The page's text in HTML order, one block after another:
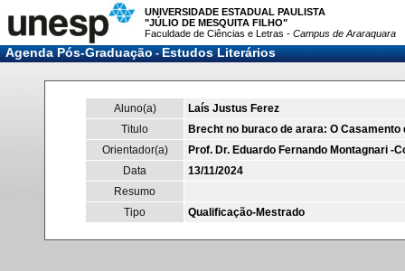
UNIVERSIDADE ESTADUAL PAULISTA
"JÚLIO DE MESQUITA FILHO"
Faculdade de Ciências e Letras - Campus de Araraquara
Agenda Pós-Graduação-Estudos Literários
Aluno(a)
Laís Justus Ferez
Titulo
Brecht no buraco de arara: O
Orientador(a)
Prof. Dr. Eduardo Fernando Montagnari -
Data
13/11/2024
Resumo
Tipo
Qualificação-Mestrado